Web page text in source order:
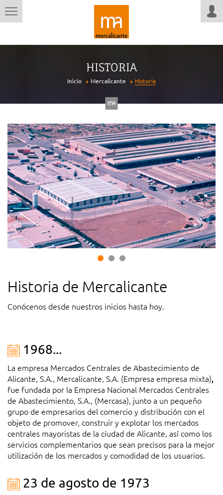
HISTORIA
Inicio Mercalicante Historia
Historia de Mercalicante
Conócenos desde nuestros inicios hasta hoy.
1968...
La empresa Mercados Centrales de Abastecimiento de
Alicante, S.A., Mercalicante, S.A. (Empresa empresa mixta),
fue fundada por la Empresa Nacional Mercados Centrales
de Abastecimiento, S.A., (Mercasa), junto a un pequeño
grupo de empresarios del comercio y distribución con el
objeto de promover, construir y explotar los mercados
centrales mayoristas de la ciudad de Alicante, así como los
servicios complementarios que sean precisos para la mejor
utilización de los mercados y comodidad de los usuarios.
23 de agosto de 1973